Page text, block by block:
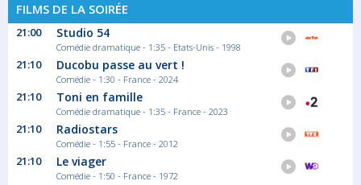
Irréprochable
Constance veut retravailler dans l'agence...
Film Thriller
02:45
FILMS DE LA SOIRÉE
21:00 Studio 54
Comédie dramatique - 1:35 - Etats-Unis - 1998
21:10 Ducobu passe au vert !
Comédie - 1:30 - France - 2024
21:10 Toni en famille
Comédie dramatique - 1:35 - France - 2023
21:10 Radiostars
Comédie - 1:55 - France - 2012
21:10 Le viager
Comédie - 1:50 - France - 1972